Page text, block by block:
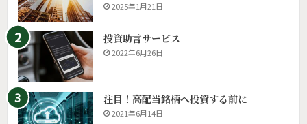
2025年1月21日
投資助言サービス
2022年6月26日
注目！高配当銘柄へ投資する前に
2021年6月14日